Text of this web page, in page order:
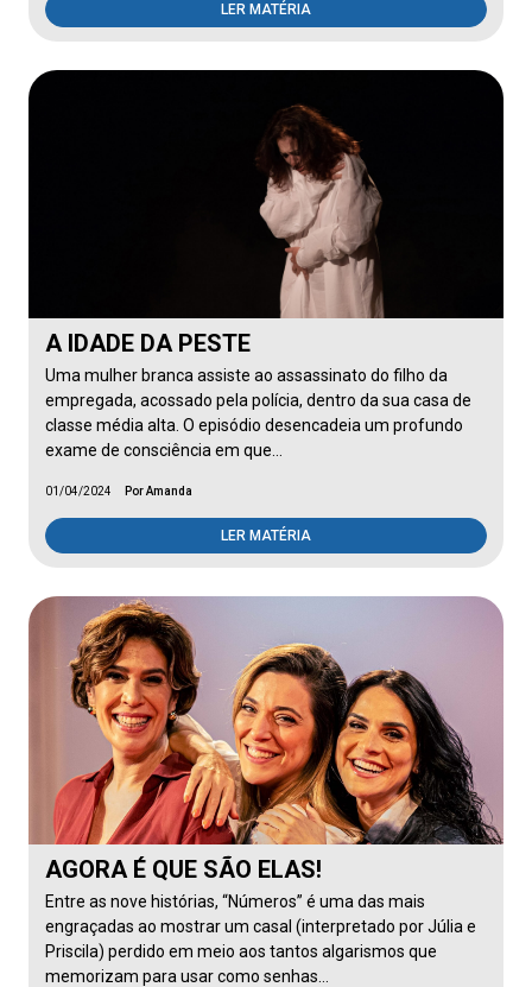
LER MATÉRIA
A IDADE DA PESTE
Uma mulher branca assiste ao assassinato do filho da
empregada, acossado pela polícia, dentro da sua casa de
classe média alta. O episódio desencadeia um profundo
exame de consciência em que…
01/04/2024 Por Amanda
LER MATÉRIA
AGORA É QUE SÃO ELAS!
Entre as nove histórias, “Números” é uma das mais
engraçadas ao mostrar um casal (interpretado por Júlia e
Priscila) perdido em meio aos tantos algarismos que
memorizam para usar como senhas…